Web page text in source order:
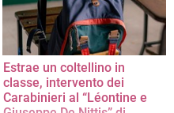
Estrae un coltellino in
classe, intervento dei
Carabinieri al “Léontine e